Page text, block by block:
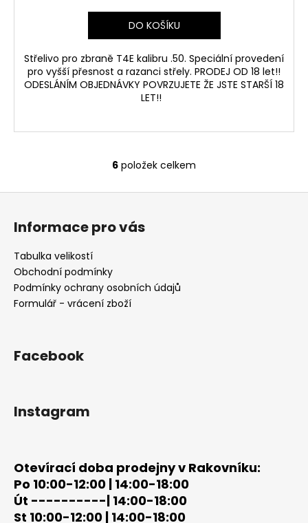
DO KOŠÍKU
Střelivo pro zbraně T4E kalibru .50. Speciální provedení
pro vyšší přesnost a razanci střely. PRODEJ OD 18 let!!
ODESLÁNÍM OBJEDNÁVKY POVRZUJETE ŽE JSTE STARŠÍ 18
LET!!
O
v
í
p
6 položek celkem
Informace pro vás
Tabulka velikostí
Obchodní podmínky
Podmínky ochrany osobních údajů
Formulář - vrácení zboží
Facebook
Instagram
Otevírací doba prodejny v Rakovníku:
Po 10:00-12:00 | 14:00-18:00
Út ----------| 14:00-18:00
St 10:00-12:00 | 14:00-18:00